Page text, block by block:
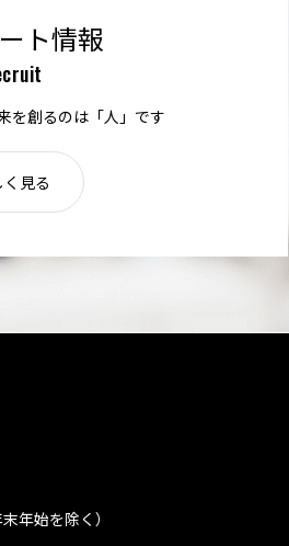
ト情報
を創るのは「人」です
見る
年始を除く）